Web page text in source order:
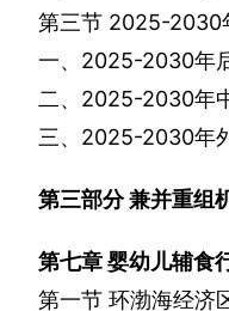
第三节 2025-2030
一、 2025-2030年
二、 2025-2030年
三、 2025-2030年
第三部分兼并重组
第七章婴幼儿辅食
第一节 环渤海经济